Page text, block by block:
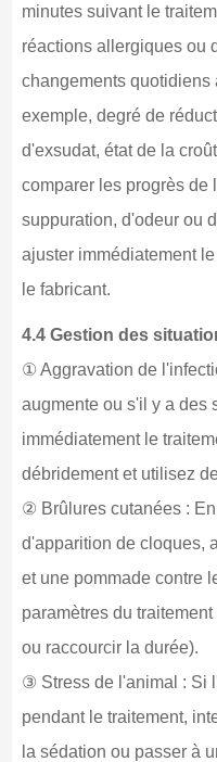
minutes suivant le
réactions allergiques ou
changements
exemple, degré de
d'exsudat, état de la
comparer les progrès de
suppuration, d'odeur ou
ajuster immédiatement
le fabricant.
4.4 Gestion des
① Aggravation de
augmente ou s'il y a des
immédiatement le
débridement et utilisez
② Brûlures cutanées :
d'apparition de cloques,
et une pommade contre
paramètres du
ou raccourcir la durée).
③ Stress de l'animal : Si
pendant le traitement,
la sédation ou passer à